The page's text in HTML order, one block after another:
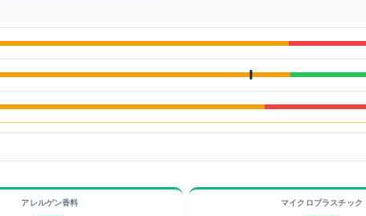
アレルゲン香料
マイクロプラスチック